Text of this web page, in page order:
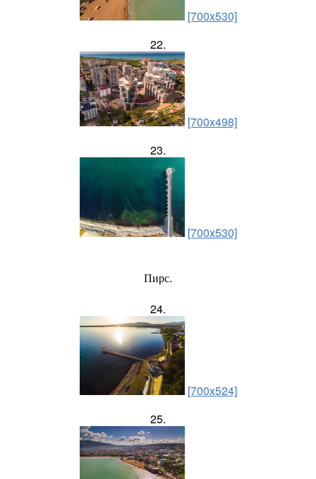
[700x530]
22.
[700x498]
23.
[700x530]
Пирс.
24.
[700x524]
25.